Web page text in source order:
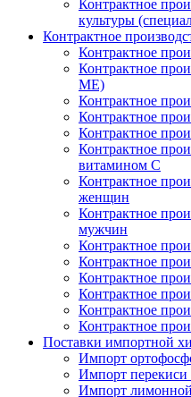
Контрактное
культуры
Контрактное
Контрактное
Контрактное
МЕ)
Контрактное
Контрактное
Контрактное
Контрактное
витамином С
Контрактное
женщин
Контрактное
мужчин
Контрактное
Контрактное
Контрактное
Контрактное
Контрактное
Контрактное
Поставки импортной
Импорт
Импорт перекиси
Импорт